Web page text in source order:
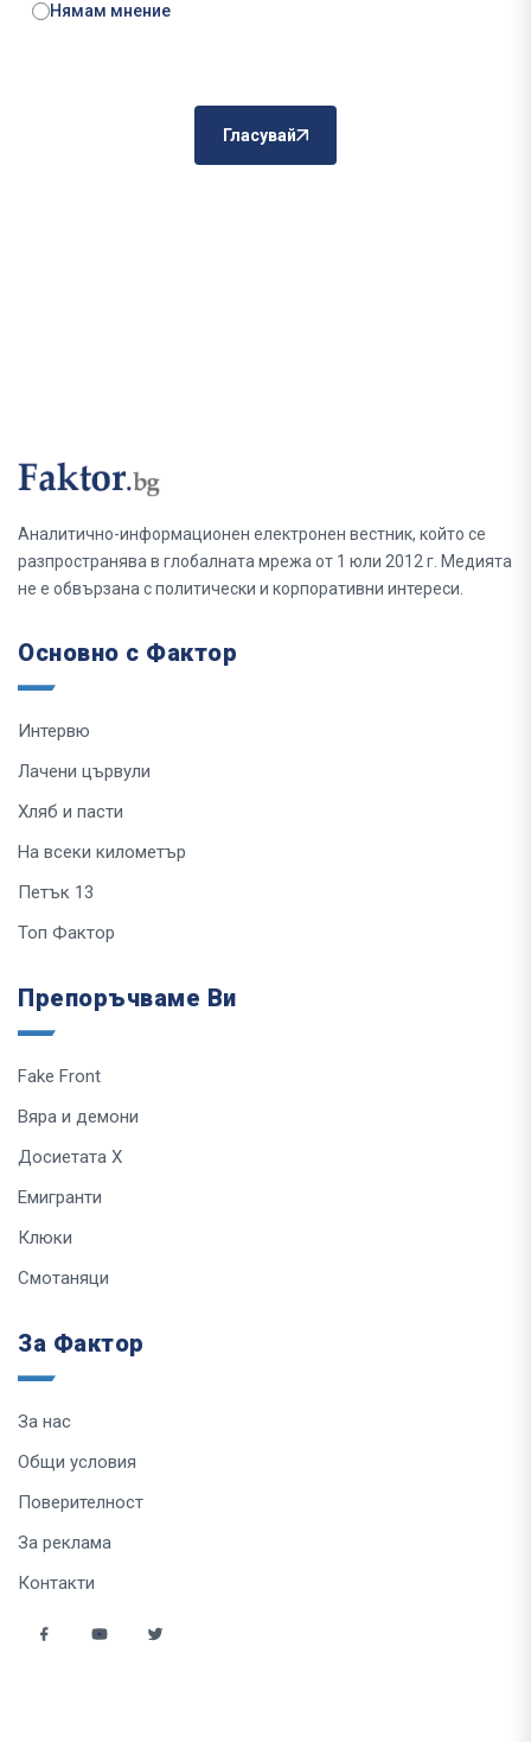
Нямам мнение
Гласувай
Аналитично-информационен електронен вестник, който се
разпространява в глобалната мрежа от 1 юли 2012 г. Медията
не е обвързана с политически и корпоративни интереси.
Основно с Фактор
Интервю
Лачени цървули
Хляб и пасти
На всеки километър
Петък 13
Топ Фактор
Препоръчваме Ви
Fake Front
Вяра и демони
Досиетата Х
Емигранти
Клюки
Смотаняци
За Фактор
За нас
Общи условия
Поверителност
За реклама
Контакти